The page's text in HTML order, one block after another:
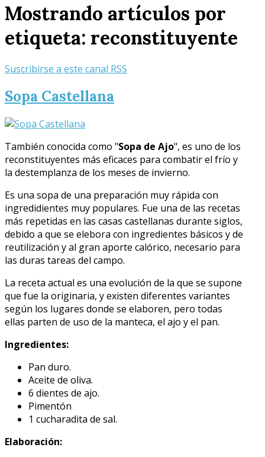
Mostrando artículos por
etiqueta: reconstituyente
Suscribirse a este canal RSS
Sopa Castellana
También conocida como "Sopa de Ajo", es uno de los
reconstituyentes más eficaces para combatir el frío y
la destemplanza de los meses de invierno.
Es una sopa de una preparación muy rápida con
ingredidientes muy populares. Fue una de las recetas
más repetidas en las casas castellanas durante siglos,
debido a que se elebora con ingredientes básicos y de
reutilización y al gran aporte calórico, necesario para
las duras tareas del campo.
La receta actual es una evolución de la que se supone
que fue la originaria, y existen diferentes variantes
según los lugares donde se elaboren, pero todas
ellas parten de uso de la manteca, el ajo y el pan.
Ingredientes:
Pan duro.
Aceite de oliva.
6 dientes de ajo.
Pimentón
1 cucharadita de sal.
Elaboración: